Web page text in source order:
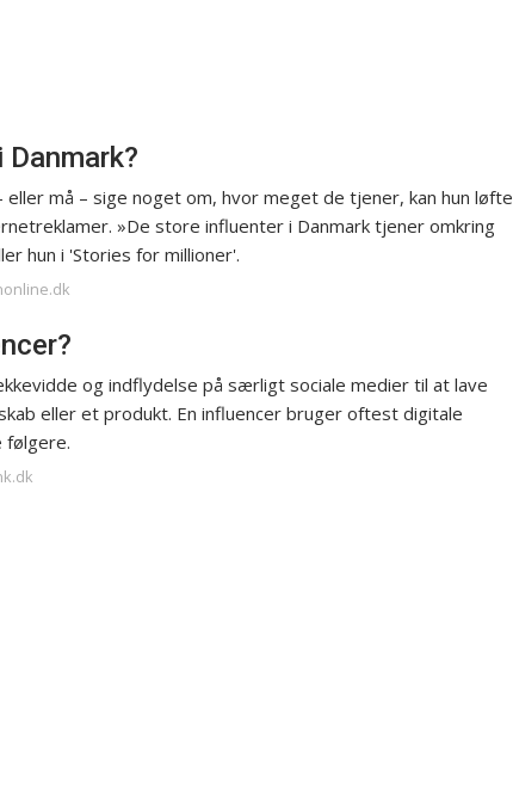
må – sige noget om, hvor meget de tjener, kan hun løfte
»De store influenter i Danmark tjener omkring
hun i 'Stories for millioner'.
og indflydelse på særligt sociale medier til at lave
eller et produkt. En influencer bruger oftest digitale
følgere.